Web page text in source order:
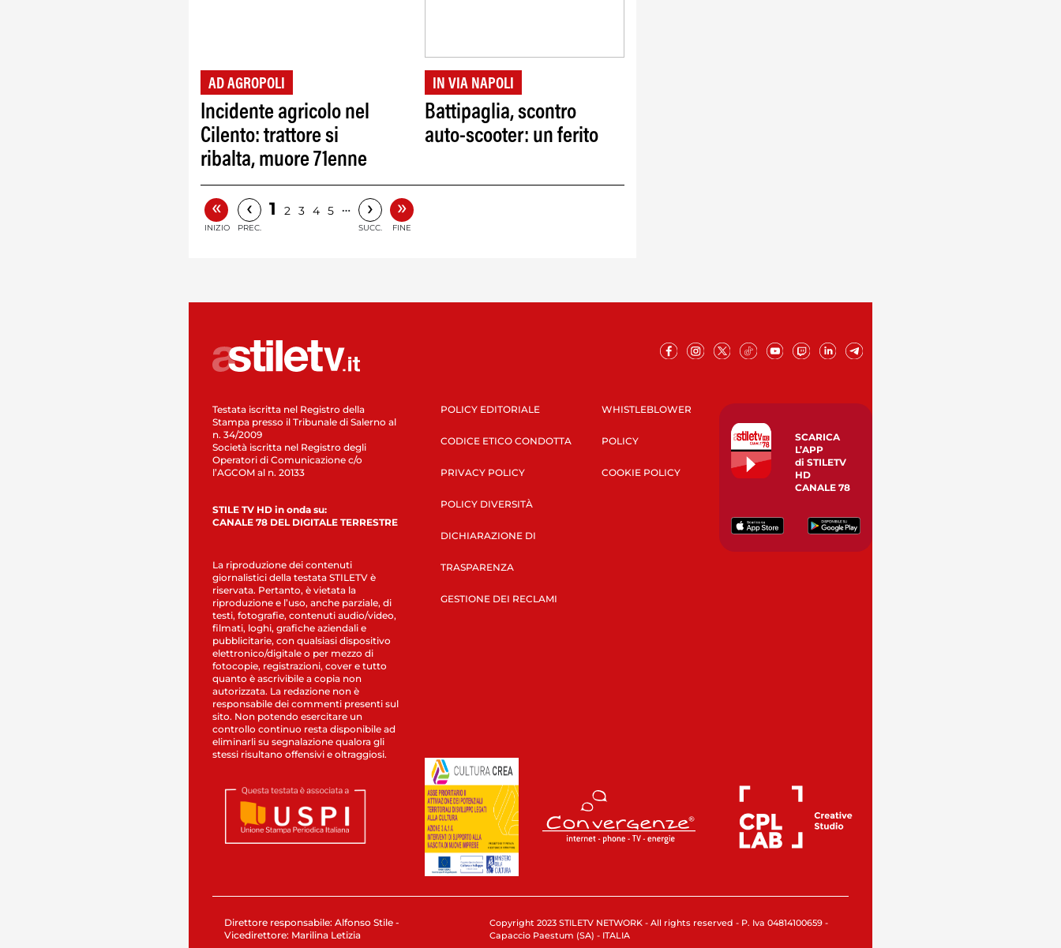
AD AGROPOLI
Incidente agricolo nel
Cilento: trattore si
ribalta, muore 71enne
IN VIA NAPOLI
Battipaglia, scontro
auto-scooter: un ferito
«
INIZIO
‹
PREC.
1 2 3 4 5 … ›
SUCC.
»
FINE
Testata iscritta nel Registro della
Stampa presso il Tribunale di Salerno al
n. 34/2009
Società iscritta nel Registro degli
Operatori di Comunicazione c/o
l’AGCOM al n. 20133
STILE TV HD in onda su:
CANALE 78 DEL DIGITALE TERRESTRE
La riproduzione dei contenuti
giornalistici della testata STILETV è
riservata. Pertanto, è vietata la
riproduzione e l’uso, anche parziale, di
testi, fotografie, contenuti audio/video,
filmati, loghi, grafiche aziendali e
pubblicitarie, con qualsiasi dispositivo
elettronico/digitale o per mezzo di
fotocopie, registrazioni, cover e tutto
quanto è ascrivibile a copia non
autorizzata. La redazione non è
responsabile dei commenti presenti sul
sito. Non potendo esercitare un
controllo continuo resta disponibile ad
eliminarli su segnalazione qualora gli
stessi risultano offensivi e oltraggiosi.
POLICY EDITORIALE
CODICE ETICO CONDOTTA
PRIVACY POLICY
POLICY DIVERSITÀ
DICHIARAZIONE DI
TRASPARENZA
GESTIONE DEI RECLAMI
WHISTLEBLOWER
POLICY
COOKIE POLICY
SCARICA
L’APP
di STILETV
HD
CANALE 78
Direttore responsabile: Alfonso Stile -
Vicedirettore: Marilina Letizia
Copyright 2023 STILETV NETWORK - All rights reserved - P. Iva 04814100659 -
Capaccio Paestum (SA) - ITALIA